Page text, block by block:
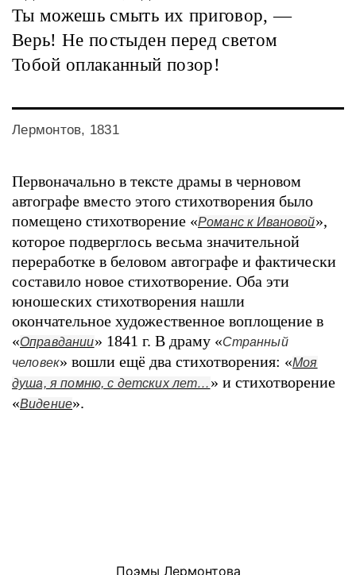
Ты можешь смыть их приговор, —
Верь! Не постыден перед светом
Тобой оплаканный позор!
Лермонтов, 1831
Первоначально в тексте драмы в черновом
автографе вместо этого стихотворения было
помещено стихотворение «Романс к Ивановой»,
которое подверглось весьма значительной
переработке в беловом автографе и фактически
составило новое стихотворение. Оба эти
юношеских стихотворения нашли
окончательное художественное воплощение в
«Оправдании» 1841 г. В драму «Странный
человек» вошли ещё два стихотворения: «Моя
душа, я помню, с детских лет… » и стихотворение
«Видение».
Поэмы Лермонтова